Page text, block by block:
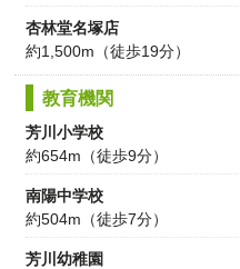
杏林堂名塚店
約1,500m（徒歩19分）
教育機関
芳川小学校
約654m（徒歩9分）
南陽中学校
約504m（徒歩7分）
芳川幼稚園